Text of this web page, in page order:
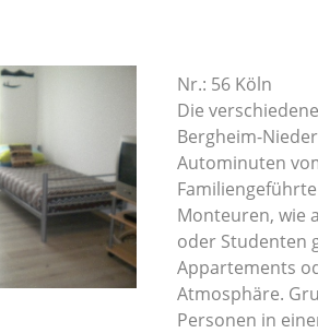
Nr.: 56 Köln
Die
Bergheim-
Autominuten
Monteuren, wie
oder Studenten
Appartements
Atmosphäre.
Personen in